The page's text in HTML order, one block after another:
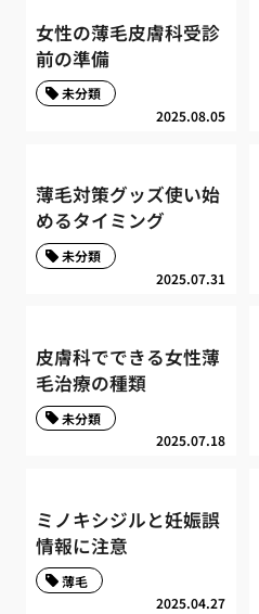
女性の薄毛皮膚科受診
前の準備
2025.08.05
未分類
薄毛対策グッズ使い始
めるタイミング
2025.07.31
未分類
皮膚科でできる女性薄
毛治療の種類
2025.07.18
未分類
ミノキシジルと妊娠誤
情報に注意
2025.04.27
薄毛